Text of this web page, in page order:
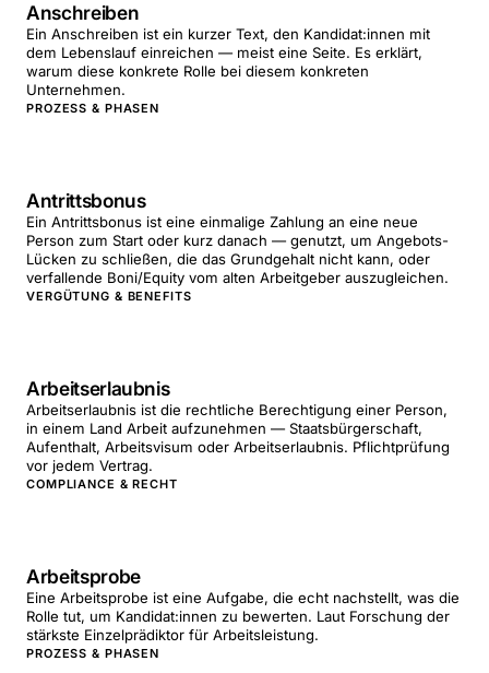
Anschreiben
Ein Anschreiben ist ein kurzer Text, den Kandidat:innen mit
dem Lebenslauf einreichen — meist eine Seite. Es erklärt,
warum diese konkrete Rolle bei diesem konkreten
Unternehmen.
PROZESS & PHASEN
Antrittsbonus
Ein Antrittsbonus ist eine einmalige Zahlung an eine neue
Person zum Start oder kurz danach — genutzt, um Angebots-
Lücken zu schließen, die das Grundgehalt nicht kann, oder
verfallende Boni/Equity vom alten Arbeitgeber auszugleichen.
VERGÜTUNG & BENEFITS
Arbeitserlaubnis
Arbeitserlaubnis ist die rechtliche Berechtigung einer Person,
in einem Land Arbeit aufzunehmen — Staatsbürgerschaft,
Aufenthalt, Arbeitsvisum oder Arbeitserlaubnis. Pflichtprüfung
vor jedem Vertrag.
COMPLIANCE & RECHT
Arbeitsprobe
Eine Arbeitsprobe ist eine Aufgabe, die echt nachstellt, was die
Rolle tut, um Kandidat:innen zu bewerten. Laut Forschung der
stärkste Einzelprädiktor für Arbeitsleistung.
PROZESS & PHASEN